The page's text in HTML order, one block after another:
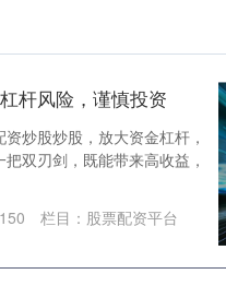
杆风险，谨慎投资
炒股炒股，放大资金杠杆，
双刃剑，既能带来高收益，
150 栏目： 股票配资平台